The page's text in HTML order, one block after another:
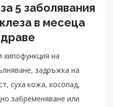
5 заболявания
в месеца
хипофункция на
задръжка на
суха кожа, косопад,
забременяване или